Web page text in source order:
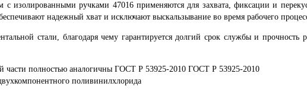
ручками 47016 применяются для захвата, фиксации и
надежный хват и исключают выскальзывание во время рабочего
стали, благодаря чему гарантируется долгий срок службы и
части полностью аналогичны ГОСТ Р 53925-2010 ГОСТ Р 53925-2010
поливинилхлорида